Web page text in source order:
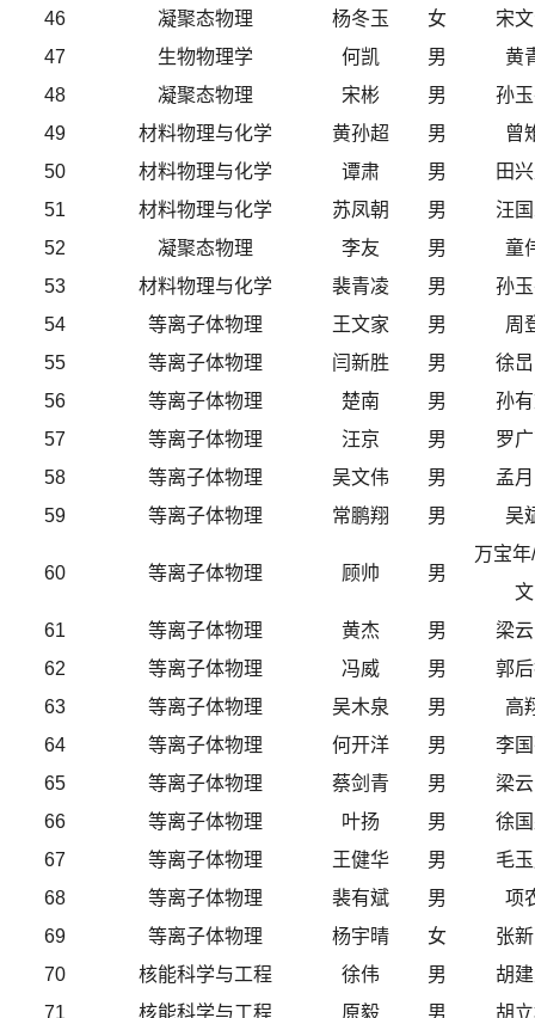
46
凝聚态物理 杨冬玉 女
宋
47
生物物理学 何凯 男
黄
48
凝聚态物理 宋彬 男
孙
49
材料物理与化学 黄孙超 男
曾
50
材料物理与化学 谭肃 男
田
51
材料物理与化学 苏凤朝 男
汪
52
凝聚态物理 李友 男
童
53
材料物理与化学 裴青凌 男
孙
54
等离子体物理 王文家 男
周
55
等离子体物理 闫新胜 男
徐
56
等离子体物理 楚南 男
孙
57
等离子体物理 汪京 男
罗
58
等离子体物理 吴文伟 男
孟
59
等离子体物理 常鹏翔 男 吴
60 等离子体物理 顾帅 男
万宝
文
61
等离子体物理 黄杰 男
梁
62
等离子体物理 冯威 男
郭
63
等离子体物理 吴木泉 男
高
64
等离子体物理 何开洋 男
李
65
等离子体物理 蔡剑青 男
梁
66
等离子体物理 叶扬 男
徐
67
等离子体物理 王健华 男
毛
68
等离子体物理 裴有斌 男
项
69
等离子体物理 杨宇晴 女
张
70
核能科学与工程 徐伟 男
胡
71
核能科学与工程 原毅 男 胡